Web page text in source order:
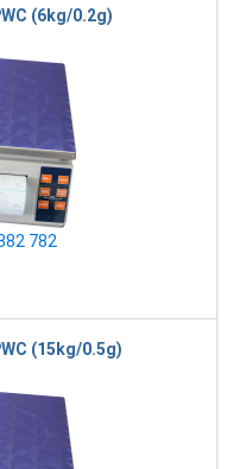
(6kg/0.2g)
782
(15kg/0.5g)